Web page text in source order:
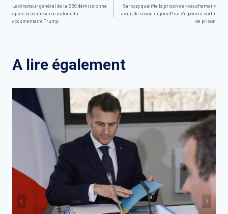
de
Le directeur général de la BBC démissionne
après la controverse autour du
documentaire Trump
Sarkozy qualifie la prison de « cauchemar »
avant de savoir aujourd'hui s'il pourra sortir
de prison
A lire également